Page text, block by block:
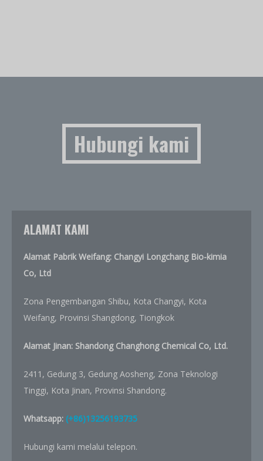
Hubungi kami
ALAMAT KAMI
Alamat Pabrik Weifang: Changyi Longchang Bio-kimia
Co, Ltd
Zona Pengembangan Shibu, Kota Changyi, Kota
Weifang, Provinsi Shangdong, Tiongkok
Alamat Jinan: Shandong Changhong Chemical Co, Ltd.
2411, Gedung 3, Gedung Aosheng, Zona Teknologi
Tinggi, Kota Jinan, Provinsi Shandong.
Whatsapp: (+86)13256193735
Hubungi kami melalui telepon.